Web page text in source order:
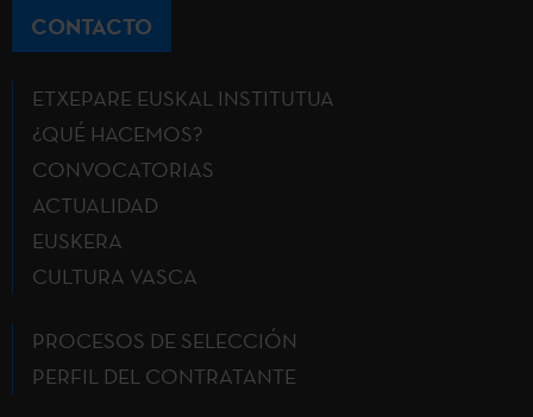
CONTACTO
ETXEPARE EUSKAL INSTITUTUA
¿QUÉ HACEMOS?
CONVOCATORIAS
ACTUALIDAD
EUSKERA
CULTURA VASCA
PROCESOS DE SELECCIÓN
PERFIL DEL CONTRATANTE